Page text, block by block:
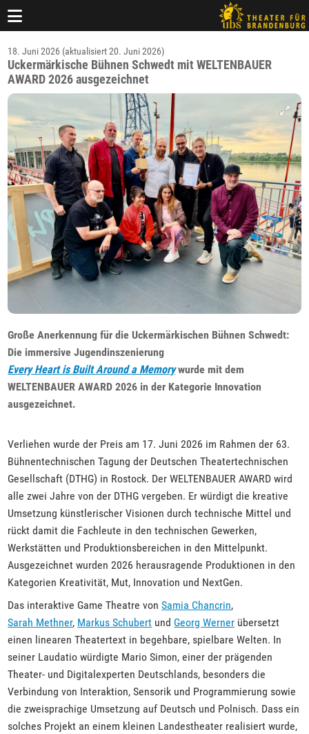
18. Juni 2026 (aktualisiert 20. Juni 2026)
Uckermärkische Bühnen Schwedt mit WELTENBAUER
AWARD 2026 ausgezeichnet
Große Anerkennung für die Uckermärkischen Bühnen Schwedt:
Die immersive Jugendinszenierung
Every Heart is Built Around a Memorywurde mit dem
WELTENBAUER AWARD 2026 in der Kategorie Innovation
ausgezeichnet.
Verliehen wurde der Preis am 17. Juni 2026 im Rahmen der 63.
Bühnentechnischen Tagung der Deutschen Theatertechnischen
Gesellschaft (DTHG) in Rostock. Der WELTENBAUER AWARD wird
alle zwei Jahre von der DTHG vergeben. Er würdigt die kreative
Umsetzung künstlerischer Visionen durch technische Mittel und
rückt damit die Fachleute in den technischen Gewerken,
Werkstätten und Produktionsbereichen in den Mittelpunkt.
Ausgezeichnet wurden 2026 herausragende Produktionen in den
Kategorien Kreativität, Mut, Innovation und NextGen.
Das interaktive Game Theatre vonSamia Chancrin,
Sarah Methner, Markus Schubert und Georg Werner übersetzt
einen linearen Theatertext in begehbare, spielbare Welten. In
seiner Laudatio würdigte Mario Simon, einer der prägenden
Theater- und Digitalexperten Deutschlands, besonders die
Verbindung von Interaktion, Sensorik und Programmierung sowie
die zweisprachige Umsetzung auf Deutsch und Polnisch. Dass ein
solches Projekt an einem kleinen Landestheater realisiert wurde,